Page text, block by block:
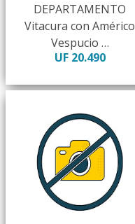
DEPARTAMENTO
Vitacura con Américo
Vespucio …
UF 20.490